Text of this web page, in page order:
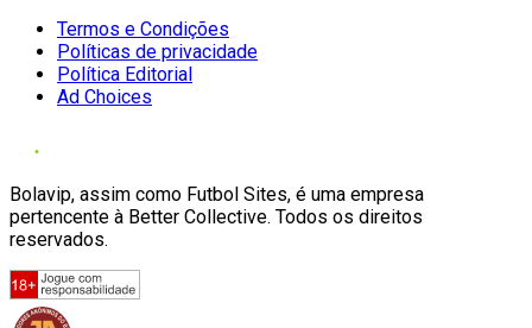
Termos e Condições
Políticas de privacidade
Política Editorial
Ad Choices
Bolavip, assim como Futbol Sites, é uma empresa
pertencente à Better Collective. Todos os direitos
reservados.